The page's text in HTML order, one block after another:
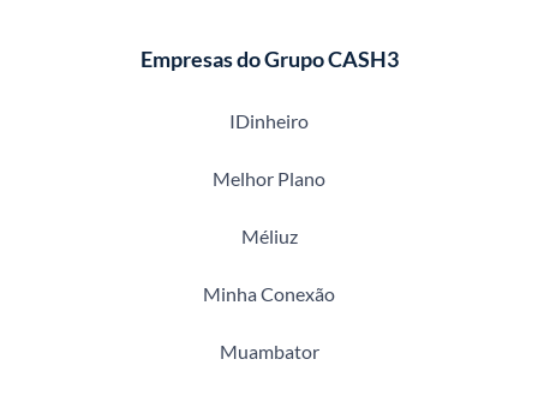
Empresas do Grupo CASH3
IDinheiro
Melhor Plano
Méliuz
Minha Conexão
Muambator